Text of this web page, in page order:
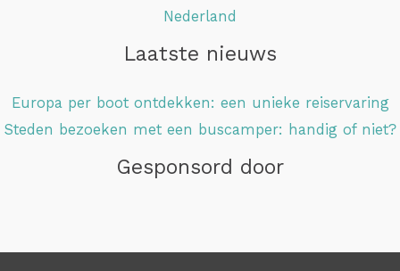
Nederland
Laatste nieuws
Europa per boot ontdekken: een unieke reiservaring
Steden bezoeken met een buscamper: handig of niet?
Gesponsord door